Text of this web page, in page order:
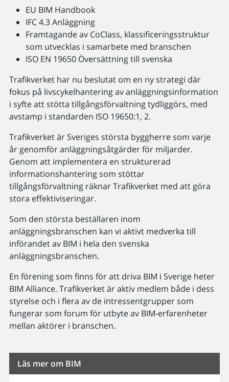
EU BIM Handbook
IFC 4.3 Anläggning
Framtagande av CoClass, klassificeringsstruktur
som utvecklas i samarbete med branschen
ISO EN 19650 Översättning till svenska
Trafikverket har nu beslutat om en ny strategi där
fokus på livscykelhantering av anläggningsinformation
i syfte att stötta tillgångsförvaltning tydliggörs, med
avstamp i standarden ISO 19650:1, 2.
Trafikverket är Sveriges största byggherre som varje
år genomför anläggningsåtgärder för miljarder.
Genom att implementera en strukturerad
informationshantering som stöttar
tillgångsförvaltning räknar Trafikverket med att göra
stora effektiviseringar.
Som den största beställaren inom
anläggningsbranschen kan vi aktivt medverka till
införandet av BIM i hela den svenska
anläggningsbranschen.
En förening som finns för att driva BIM i Sverige heter
BIM Alliance. Trafikverket är aktiv medlem både i dess
styrelse och i flera av de intressentgrupper som
fungerar som forum för utbyte av BIM-erfarenheter
mellan aktörer i branschen.
Läs mer om BIM